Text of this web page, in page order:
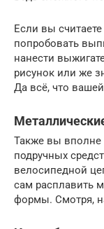
Если вы
попробовать
нанести
рисунок или же
Да всё, что
Также вы вполне
подручных
велосипедной
сам расплавить
формы. Смотря,